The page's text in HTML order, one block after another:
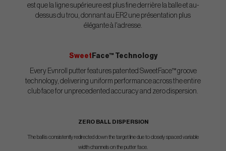
est que la ligne supérieure est plus fine derrière la balle et au-
dessus du trou, donnant au ER2 une présentation plus
élégante à l'adresse.
Sweet Face™ Technology
Every Evnroll putter features patented SweetFace™ groove
technology, delivering uniform performance across the entire
club face for unprecedented accuracy and zero dispersion.
ZERO BALL DISPERSION
The ball is consistently redirected down the target line due to closely spaced variable
width channels on the putter face.